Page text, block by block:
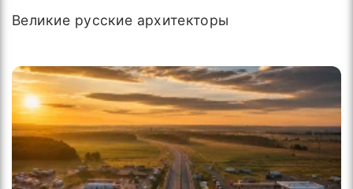
Великие русские архитекторы